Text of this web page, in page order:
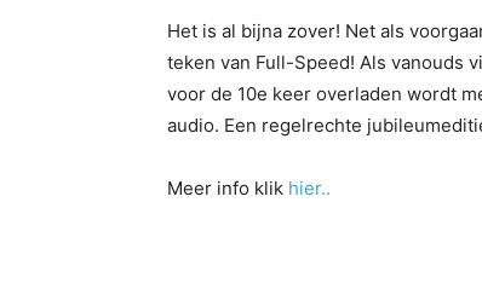
Het is al bijna zover! Net als
teken van Full-Speed! Als vanouds
voor de 10e keer overladen wordt
audio. Een regelrechte
Meer info klik hier..